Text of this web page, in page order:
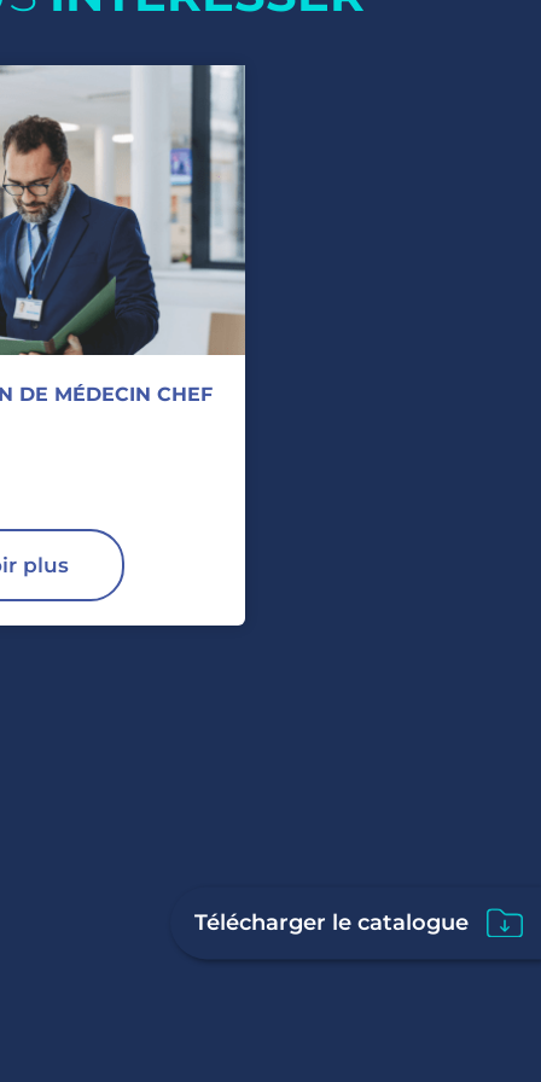
Télécharger le catalogue
DE MÉDECIN CHEF
plus